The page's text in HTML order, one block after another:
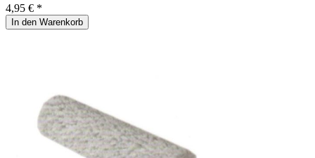
4,95 € *
In den Warenkorb